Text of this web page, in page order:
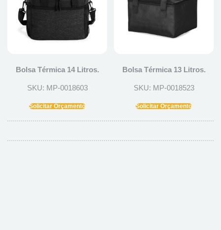
Bolsa Térmica 14 Litros.
SKU: MP-0018603
Solicitar Orçamento
Bolsa Térmica 13 Litros.
SKU: MP-0018523
Solicitar Orçamento